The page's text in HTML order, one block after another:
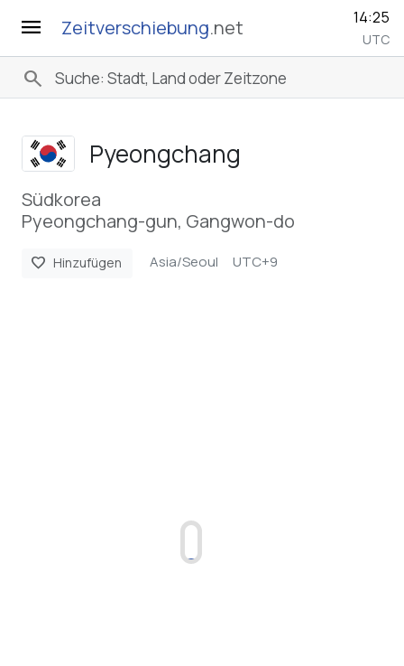
menu Zeitverschiebung.net 14:25
UTC
search
Pyeongchang
Südkorea
Pyeongchang-gun, Gangwon-do
favorite Hinzufügen Asia/Seoul UTC+9